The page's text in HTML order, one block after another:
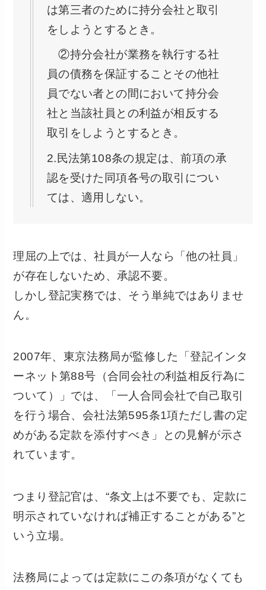
は第三者のために持分会社と取引
をしようとするとき。
②持分会社が業務を執行する社
員の債務を保証することその他社
員でない者との間において持分会
社と当該社員との利益が相反する
取引をしようとするとき。
2.民法第108条の規定は、前項の承
認を受けた同項各号の取引につい
ては、適用しない。
理屈の上では、社員が一人なら「他の社員」
が存在しないため、承認不要。
しかし登記実務では、そう単純ではありませ
ん。
2007年、東京法務局が監修した「登記インタ
ーネット第88号（合同会社の利益相反行為に
ついて）」では、「一人合同会社で自己取引
を行う場合、会社法第595条1項ただし書の定
めがある定款を添付すべき」との見解が示さ
れています。
つまり登記官は、“条文上は不要でも、定款に
明示されていなければ補正することがある”と
いう立場。
法務局によっては定款にこの条項がなくても